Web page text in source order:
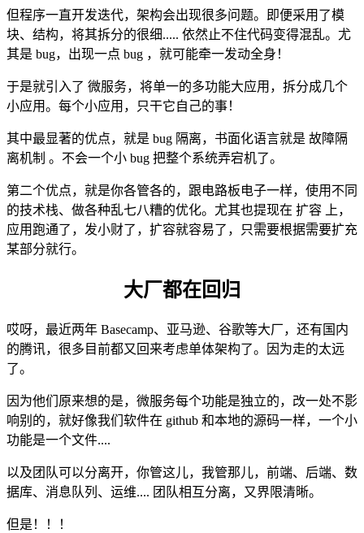
但程序一直开发迭代，架构会出现很多问题。即便采用了模
块、结构，将其拆分的很细..... 依然止不住代码变得混乱。尤
其是 bug，出现一点 bug ，就可能牵一发动全身！
于是就引入了 微服务，将单一的多功能大应用，拆分成几个
小应用。每个小应用，只干它自己的事！
其中最显著的优点，就是 bug 隔离，书面化语言就是 故障隔
离机制 。不会一个小 bug 把整个系统弄宕机了。
第二个优点，就是你各管各的，跟电路板电子一样，使用不同
的技术栈、做各种乱七八糟的优化。尤其也提现在 扩容 上，
应用跑通了，发小财了，扩容就容易了，只需要根据需要扩充
某部分就行。
大厂都在回归
哎呀，最近两年 Basecamp、亚马逊、谷歌等大厂，还有国内
的腾讯，很多目前都又回来考虑单体架构了。因为走的太远
了。
因为他们原来想的是，微服务每个功能是独立的，改一处不影
响别的，就好像我们软件在 github 和本地的源码一样，一个小
功能是一个文件....
以及团队可以分离开，你管这儿，我管那儿，前端、后端、数
据库、消息队列、运维.... 团队相互分离，又界限清晰。
但是！！！